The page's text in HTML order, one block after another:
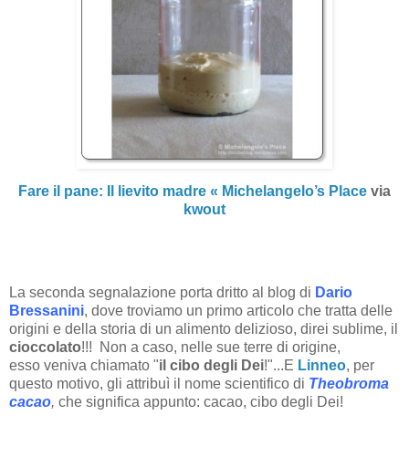
Fare il pane: Il lievito madre « Michelangelo’s Place via
kwout
La seconda segnalazione porta dritto al blog di Dario
Bressanini, dove troviamo un primo articolo che tratta delle
origini e della storia di un alimento delizioso, direi sublime, il
cioccolato!!! Non a caso, nelle sue terre di origine,
esso veniva chiamato "il cibo degli Dei!"...E Linneo, per
questo motivo, gli attribuì il nome scientifico di Theobroma
cacao, che significa appunto: cacao, cibo degli Dei!